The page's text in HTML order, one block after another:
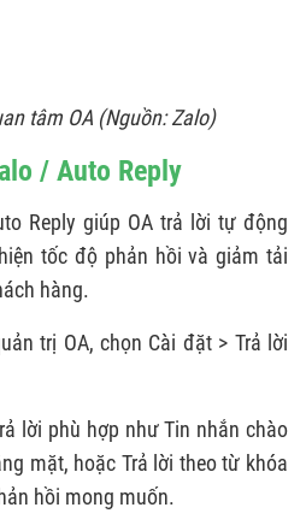
tâm OA (Nguồn: Zalo)
/ Auto Reply
Reply giúp OA trả lời tự động
tốc độ phản hồi và giảm tải
hàng.
trị OA, chọn Cài đặt > Trả lời
lời phù hợp như Tin nhắn chào
mặt, hoặc Trả lời theo từ khóa
hồi mong muốn.